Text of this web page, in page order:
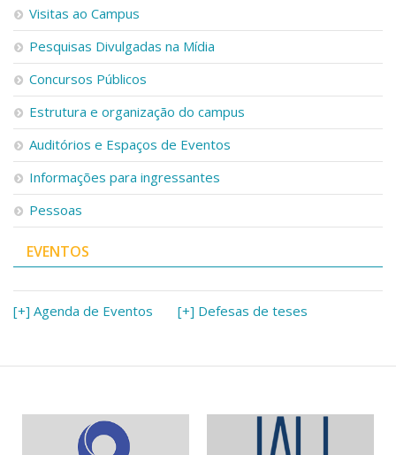
Visitas ao Campus
Pesquisas Divulgadas na Mídia
Concursos Públicos
Estrutura e organização do campus
Auditórios e Espaços de Eventos
Informações para ingressantes
Pessoas
EVENTOS
[+] Agenda de Eventos [+] Defesas de teses